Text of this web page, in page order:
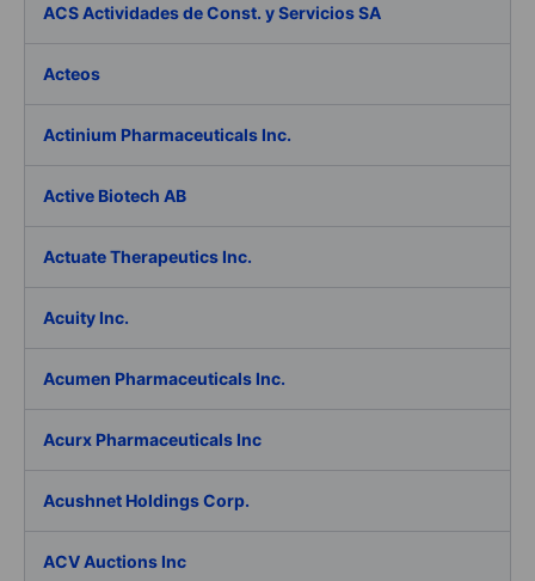
ACS Actividades de Const. y Servicios SA
Acteos
Actinium Pharmaceuticals Inc.
Active Biotech AB
Actuate Therapeutics Inc.
Acuity Inc.
Acumen Pharmaceuticals Inc.
Acurx Pharmaceuticals Inc
Acushnet Holdings Corp.
ACV Auctions Inc